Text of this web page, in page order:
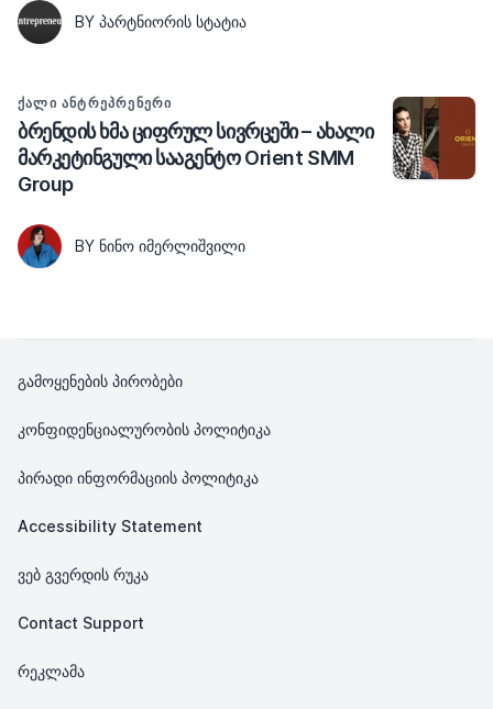
BY ᲞᲐᲠᲢᲜᲘᲝᲠᲘᲡ ᲡᲢᲐᲢᲘᲐ
ᲥᲐᲚᲘ ᲐᲜᲢᲠᲔᲞᲠᲔᲜᲔᲠᲘ
ბრენდის ხმა ციფრულ სივრცეში – ახალი
მარკეტინგული სააგენტო Orient SMM
Group
BY ᲜᲘᲜᲝ ᲘᲛᲔᲠᲚᲘᲨᲕᲘᲚᲘ
გამოყენების პირობები
კონფიდენციალურობის პოლიტიკა
პირადი ინფორმაციის პოლიტიკა
Accessibility Statement
ვებ გვერდის რუკა
Contact Support
რეკლამა